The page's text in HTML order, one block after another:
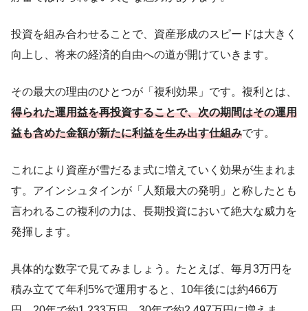
投資を組み合わせることで、資産形成のスピードは大きく
向上し、将来の経済的自由への道が開けていきます。
その最大の理由のひとつが「複利効果」です。複利とは、
得られた運用益を再投資することで、次の期間はその運用
益も含めた金額が新たに利益を生み出す仕組みです。
これにより資産が雪だるま式に増えていく効果が生まれま
す。アインシュタインが「人類最大の発明」と称したとも
言われるこの複利の力は、長期投資において絶大な威力を
発揮します。
具体的な数字で見てみましょう。たとえば、毎月3万円を
積み立てて年利5%で運用すると、10年後には約466万